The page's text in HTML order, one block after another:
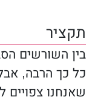
תקציר
בין השורשים
כל כך הרבה,
שאנחנו צפויים